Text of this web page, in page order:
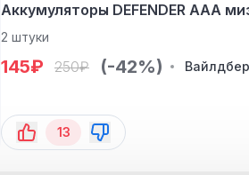
Аккумуляторы DEFENDER ААА
2 штуки
145₽ 250₽ (-42%)
13